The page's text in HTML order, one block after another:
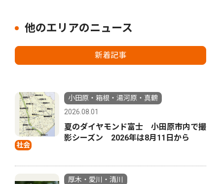
他のエリアのニュース
新着記事
社会
小田原・箱根・湯河原・真鶴
2026.08.01
夏のダイヤモンド富士 小田原市内で撮
影シーズン 2026年は8月11日から
厚木・愛川・清川